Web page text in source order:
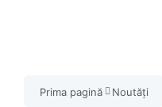
Prima pagină Noutăți